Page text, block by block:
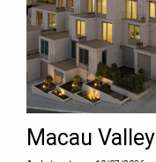
Macau Valley